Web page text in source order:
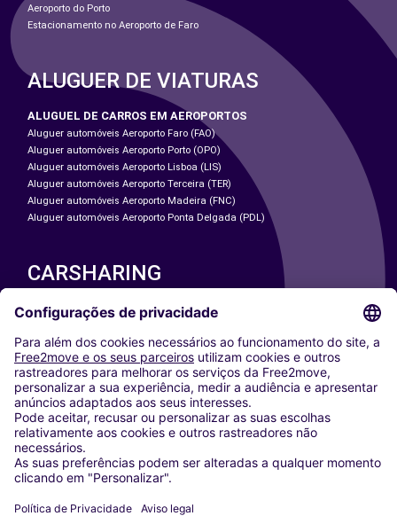
Aeroporto do Porto
Estacionamento no Aeroporto de Faro
ALUGUER DE VIATURAS
ALUGUEL DE CARROS EM AEROPORTOS
Aluguer automóveis Aeroporto Faro (FAO)
Aluguer automóveis Aeroporto Porto (OPO)
Aluguer automóveis Aeroporto Lisboa (LIS)
Aluguer automóveis Aeroporto Terceira (TER)
Aluguer automóveis Aeroporto Madeira (FNC)
Aluguer automóveis Aeroporto Ponta Delgada (PDL)
CARSHARING
NOSSAS CIDADES
Washington DC
Milan
Rome
Turin
Vienna
Berlin
Cologne
Dusseldorf
Frankfurt
Munich